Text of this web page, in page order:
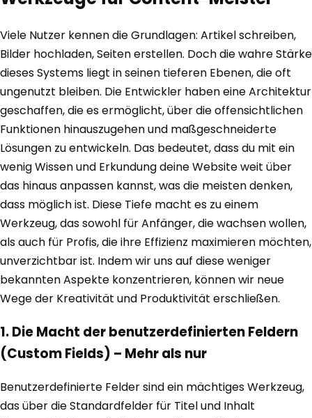
Viele Nutzer kennen die Grundlagen: Artikel schreiben,
Bilder hochladen, Seiten erstellen. Doch die wahre Stärke
dieses Systems liegt in seinen tieferen Ebenen, die oft
ungenutzt bleiben. Die Entwickler haben eine Architektur
geschaffen, die es ermöglicht, über die offensichtlichen
Funktionen hinauszugehen und maßgeschneiderte
Lösungen zu entwickeln. Das bedeutet, dass du mit ein
wenig Wissen und Erkundung deine Website weit über
das hinaus anpassen kannst, was die meisten denken,
dass möglich ist. Diese Tiefe macht es zu einem
Werkzeug, das sowohl für Anfänger, die wachsen wollen,
als auch für Profis, die ihre Effizienz maximieren möchten,
unverzichtbar ist. Indem wir uns auf diese weniger
bekannten Aspekte konzentrieren, können wir neue
Wege der Kreativität und Produktivität erschließen.
1. Die Macht der benutzerdefinierten Feldern
(Custom Fields) – Mehr als nur
Benutzerdefinierte Felder sind ein mächtiges Werkzeug,
das über die Standardfelder für Titel und Inhalt